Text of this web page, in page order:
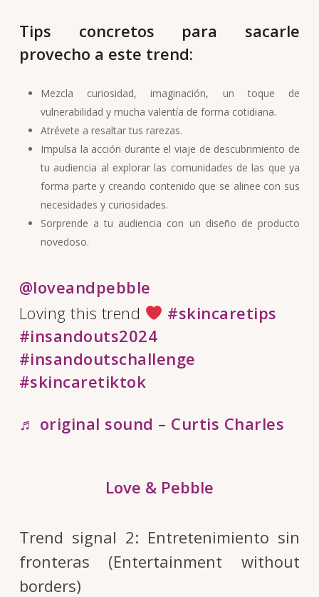
Tips concretos para sacarle
provecho a este trend:
Mezcla curiosidad, imaginación, un toque de
vulnerabilidad y mucha valentía de forma cotidiana.
Atrévete a resaltar tus rarezas.
Impulsa la acción durante el viaje de descubrimiento de
tu audiencia al explorar las comunidades de las que ya
forma parte y creando contenido que se alinee con sus
necesidades y curiosidades.
Sorprende a tu audiencia con un diseño de producto
novedoso.
@loveandpebble
Loving this trend
#skincaretips
#insandouts2024
#insandoutschallenge
#skincaretiktok
♬ original sound – Curtis Charles
Love & Pebble
Trend signal 2: Entretenimiento sin
fronteras (Entertainment without
borders)